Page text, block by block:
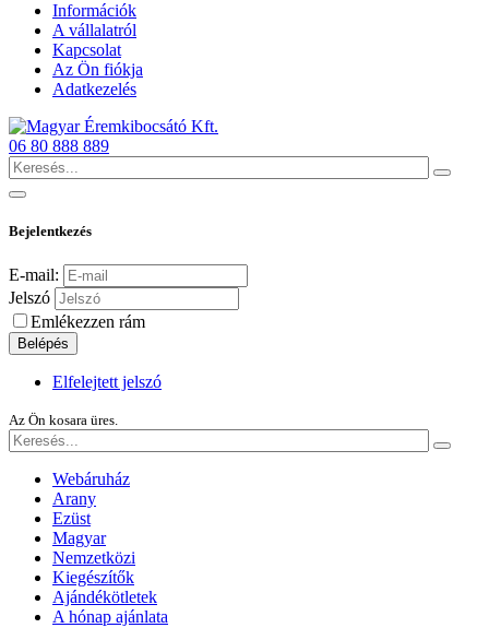
Információk
A vállalatról
Kapcsolat
Az Ön fiókja
Adatkezelés
06 80 888 889
Bejelentkezés
E-mail:
Jelszó
Emlékezzen rám
Belépés
Elfelejtett jelszó
Az Ön kosara üres.
Webáruház
Arany
Ezüst
Magyar
Nemzetközi
Kiegészítők
Ajándékötletek
A hónap ajánlata